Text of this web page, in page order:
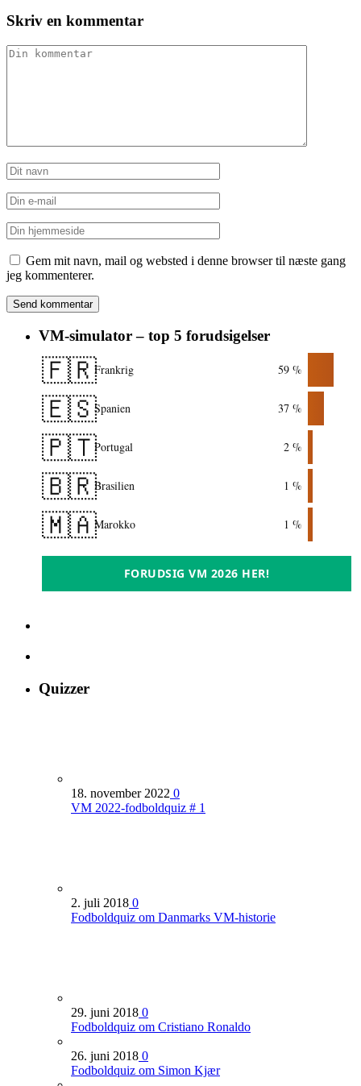
Skriv en kommentar
Gem mit navn, mail og websted i denne browser til næste gang
jeg kommenterer.
VM-simulator – top 5 forudsigelser
🇫🇷Frankrig 59 %
🇪🇸Spanien 37 %
🇵🇹Portugal 2 %
🇧🇷Brasilien 1 %
🇲🇦Marokko 1 %
FORUDSIG VM 2026 HER!
Quizzer
18. november 2022 0
VM 2022-fodboldquiz # 1
2. juli 2018 0
Fodboldquiz om Danmarks VM-historie
29. juni 2018 0
Fodboldquiz om Cristiano Ronaldo
26. juni 2018 0
Fodboldquiz om Simon Kjær